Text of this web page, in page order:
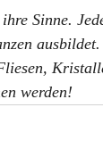
Sinne.
werden!